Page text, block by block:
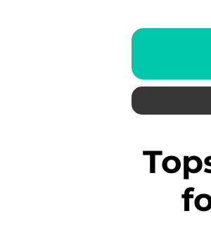
Topstyrede vinduer: funktion,